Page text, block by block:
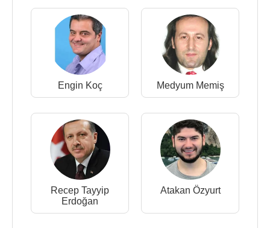
Engin Koç Medyum Memiş
Recep Tayyip
Erdoğan
Atakan Özyurt